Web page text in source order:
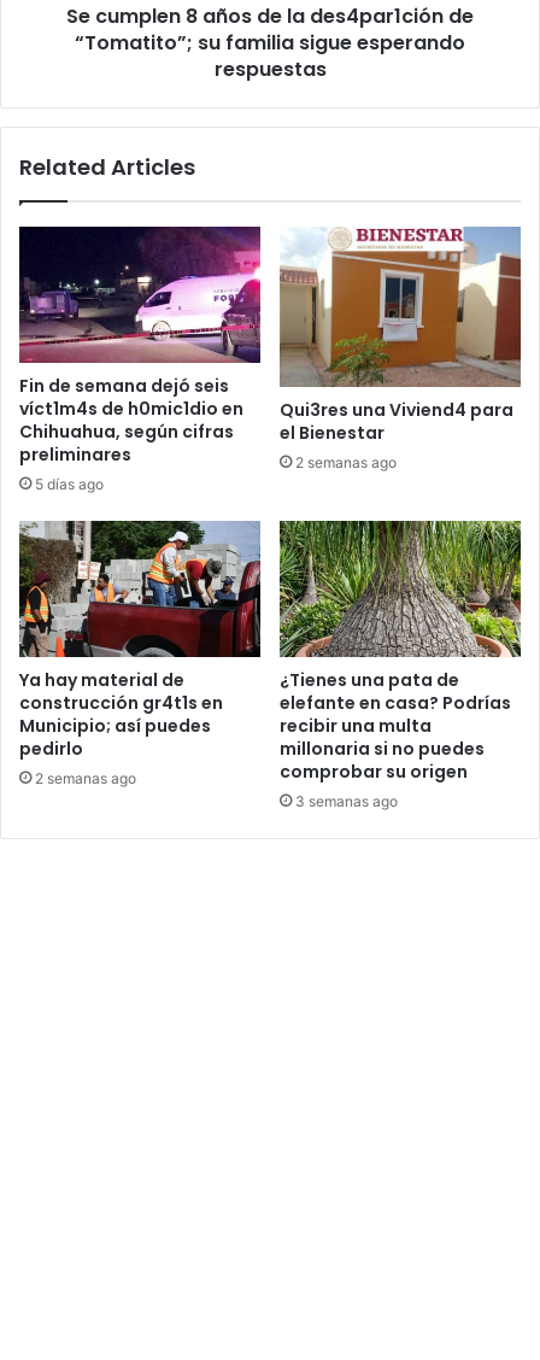
respuestas
Se cumplen 8 años de la des4par1ción de
“Tomatito”; su familia sigue esperando
respuestas
Related Articles
Fin de semana dejó seis
víct1m4s de h0mic1dio en
Chihuahua, según cifras
preliminares
5 días ago
Qui3res una Viviend4 para
el Bienestar
2 semanas ago
Ya hay material de
construcción gr4t1s en
Municipio; así puedes
pedirlo
2 semanas ago
¿Tienes una pata de
elefante en casa? Podrías
recibir una multa
millonaria si no puedes
comprobar su origen
3 semanas ago